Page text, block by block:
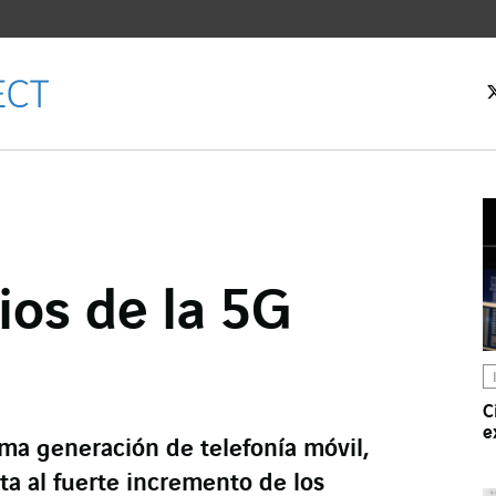
de la 5G
generación de telefonía móvil,
al fuerte incremento de los